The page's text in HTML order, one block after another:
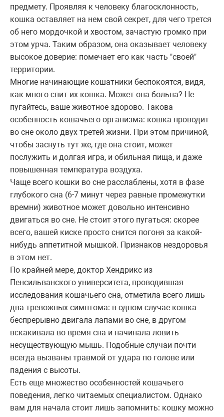
предмету. Проявляя к человеку благосклонность,
кошка оставляет на нем свой секрет, для чего трется
об него мордочкой и хвостом, зачастую громко при
этом урча. Таким образом, она оказывает человеку
высокое доверие: помечает его как часть "своей"
территории.
Многие начинающие кошатники беспокоятся, видя,
как много спит их кошка. Может она больна? Не
пугайтесь, ваше животное здорово. Такова
особенность кошачьего организма: кошка проводит
во сне около двух третей жизни. При этом причиной,
чтобы заснуть тут же, где она стоит, может
послужить и долгая игра, и обильная пища, и даже
повышенная температура воздуха.
Чаще всего кошки во сне расслаблены, хотя в фазе
глубокого сна (6-7 минут через равные промежутки
времни) животное может довольно интенсивно
двигаться во сне. Не стоит этого пугаться: скорее
всего, вашей киске просто снится погоня за какой-
нибудь аппетитной мышкой. Признаков нездоровья
в этом нет.
По крайней мере, доктор Хендрикс из
Пенсильванского университета, проводившая
исследования кошачьего сна, отметила всего лишь
два тревожных симптома: в одном случае кошка
беспрерывно двигала лапами во сне, в другом -
вскакивала во время сна и начинала ловить
несуществующую мышь. Подобные случаи почти
всегда вызваны травмой от удара по голове или
падения с высоты.
Есть еще множество особенностей кошачьего
поведения, легко читаемых специалистом. Однако
вам для начала стоит лишь запомнить: кошку можно